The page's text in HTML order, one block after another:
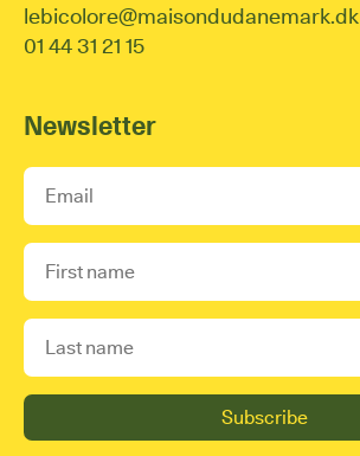
lebicolore@maisondudanemark.dk
01 44 31 21 15
Newsletter